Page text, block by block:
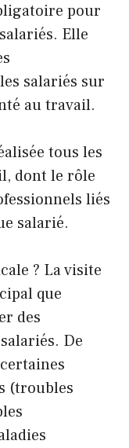
pour
Elle
salariés sur
au travail.
tous les
dont le rôle
liés
salarié.
? La visite
que
des
De
(troubles